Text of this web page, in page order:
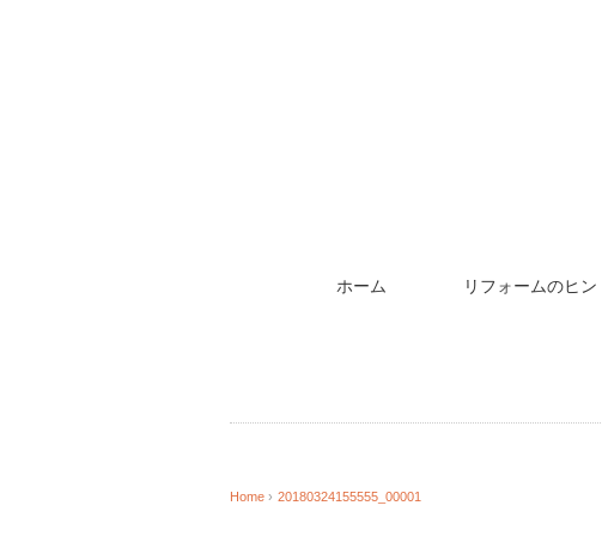
ホーム リフォームのヒン
Home › 20180324155555_00001